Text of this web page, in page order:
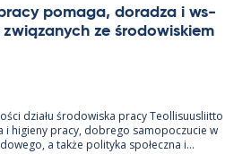
pracy po­maga, do­radza i ws­
ze śro­dowis­kiem
działu śro­dowiska pracy Teol­li­suus­liitto
i hi­gieny pracy, dobrego sa­mo­poczucie w
a także po­li­tyka społeczna i...